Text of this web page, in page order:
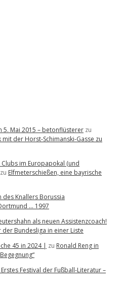
5. Mai 2015 – betonflüsterer zu
der Horst-Schimanski-Gasse zu
im Europapokal (und
zu Elfmeterschießen, eine bayrische
des Knallers Borussia
… 1997
als neuen Assistenzcoach!
der Bundesliga in einer Liste
45 in 2024 | zu Ronald Reng in
Festival der Fußball-Literatur –